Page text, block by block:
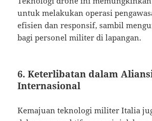
untuk melakukan operasi
efisien dan responsif, sambil
bagi personel militer di lapangan.
6. Keterlibatan dalam
Internasional
Kemajuan teknologi militer Italia